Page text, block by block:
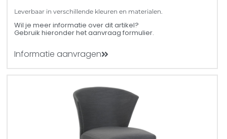
Leverbaar in verschillende kleuren en materialen.
Wil je meer informatie over dit artikel?
Gebruik hieronder het aanvraag formulier.
Informatie aanvragen